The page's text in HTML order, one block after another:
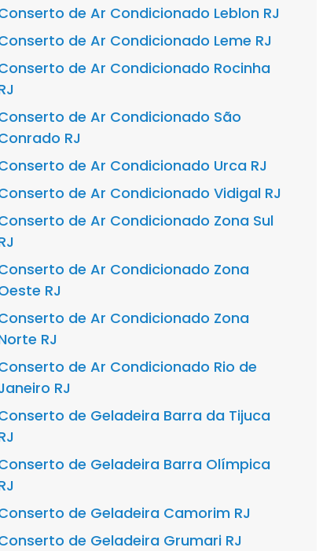
de Ar Condicionado Leblon RJ
de Ar Condicionado Leme RJ
de Ar Condicionado Rocinha
de Ar Condicionado São
RJ
de Ar Condicionado Urca RJ
de Ar Condicionado Vidigal RJ
de Ar Condicionado Zona Sul
de Ar Condicionado Zona
RJ
de Ar Condicionado Zona
RJ
de Ar Condicionado Rio de
RJ
de Geladeira Barra da Tijuca
de Geladeira Barra Olímpica
de Geladeira Camorim RJ
de Geladeira Grumari RJ